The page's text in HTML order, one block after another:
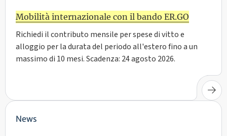
Mobilità internazionale con il bando ER.GO
Richiedi il contributo mensile per spese di vitto e
alloggio per la durata del periodo all'estero fino a un
massimo di 10 mesi. Scadenza: 24 agosto 2026.
News